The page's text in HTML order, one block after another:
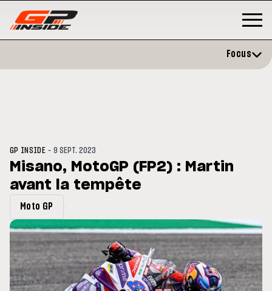
en septembre
MOTOGP
Focus
GP INSIDE -9 SEPT. 2023
Misano, MotoGP (FP2) : Martin
avant la tempête
Moto GP